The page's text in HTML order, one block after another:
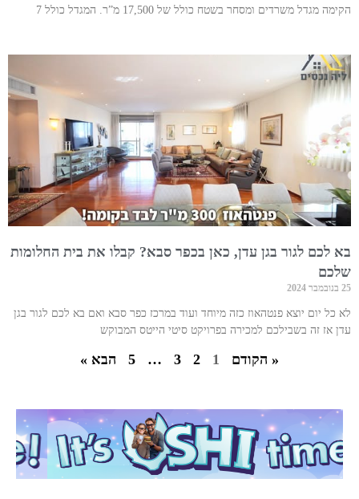
הקימה מגדל משרדים ומסחר בשטח כולל של 17,500 מ”ר. המגדל כולל 7
בא לכם לגור בגן עדן, כאן בכפר סבא? קבלו את בית החלומות
שלכם
25 בנובמבר 2024
לא כל יום יוצא פנטהאוז כזה מיוחד ועוד במרכז כפר סבא ואם בא לכם לגור בגן
עדן אז זה בשבילכם למכירה בפרויקט סיטי הייטס המבוקש
« הקודם 1
2
3
…
5 הבא »